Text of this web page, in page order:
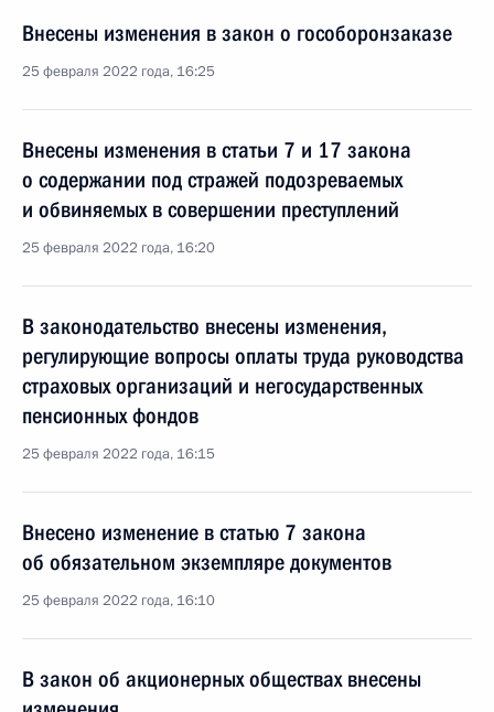
Внесены изменения в закон о гособоронзаказе
25 февраля 2022 года, 16:25
Внесены изменения в статьи 7 и 17 закона
о содержании под стражей подозреваемых
и обвиняемых в совершении преступлений
25 февраля 2022 года, 16:20
В законодательство внесены изменения,
регулирующие вопросы оплаты труда руководства
страховых организаций и негосударственных
пенсионных фондов
25 февраля 2022 года, 16:15
Внесено изменение в статью 7 закона
об обязательном экземпляре документов
25 февраля 2022 года, 16:10
В закон об акционерных обществах внесены